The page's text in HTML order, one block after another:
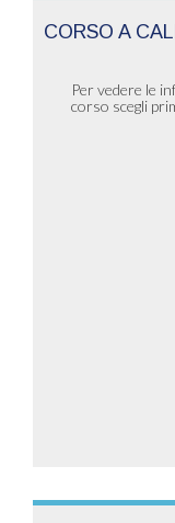
CORSO A
Per vedere le
corso scegli